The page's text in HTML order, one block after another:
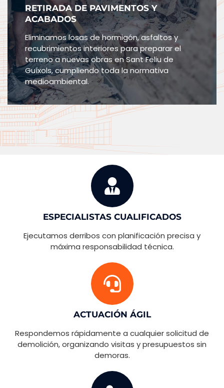
RETIRADA DE PAVIMENTOS Y
ACABADOS
Eliminamos losas de hormigón, asfaltos y
recubrimientos interiores para preparar el
terreno a nuevas obras en Sant Feliu de
Guíxols, cumpliendo toda la normativa
medioambiental.
ESPECIALISTAS CUALIFICADOS
Ejecutamos derribos con planificación precisa y
máxima responsabilidad técnica.
ACTUACIÓN ÁGIL
Respondemos rápidamente a cualquier solicitud de
demolición, organizando visitas y presupuestos sin
demoras.